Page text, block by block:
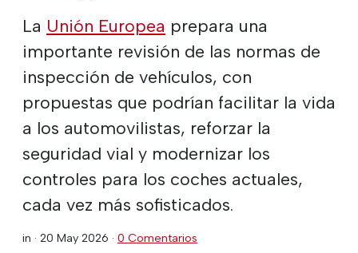
La Unión Europea prepara una
importante revisión de las normas de
inspección de vehículos, con
propuestas que podrían facilitar la vida
a los automovilistas, reforzar la
seguridad vial y modernizar los
controles para los coches actuales,
cada vez más sofisticados.
in · 20 May 2026 · 0 Comentarios